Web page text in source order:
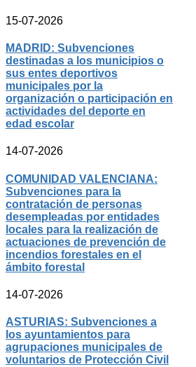
15-07-2026
MADRID: Subvenciones
destinadas a los municipios o
sus entes deportivos
municipales por la
organización o participación en
actividades del deporte en
edad escolar
14-07-2026
COMUNIDAD VALENCIANA:
Subvenciones para la
contratación de personas
desempleadas por entidades
locales para la realización de
actuaciones de prevención de
incendios forestales en el
ámbito forestal
14-07-2026
ASTURIAS: Subvenciones a
los ayuntamientos para
agrupaciones municipales de
voluntarios de Protección Civil